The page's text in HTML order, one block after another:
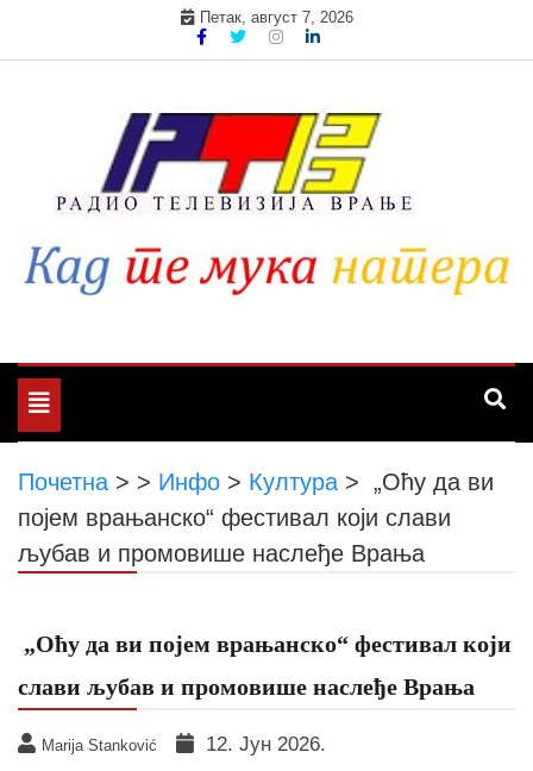
Петак, август 7, 2026
Toggle
navigation
Почетна > > Инфо > Култура > „Оћу да ви
појем врањанско“ фестивал који слави
љубав и промовише наслеђе Врања
„Оћу да ви појем врањанско“ фестивал који
слави љубав и промовише наслеђе Врања
Marija Stanković 12. Јун 2026.